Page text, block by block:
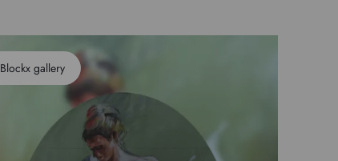
Blockx gallery